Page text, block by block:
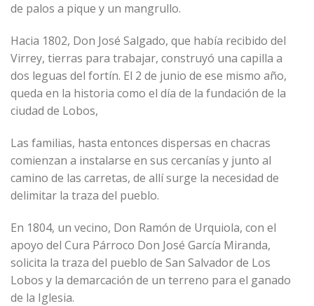
de palos a pique y un mangrullo.
Hacia 1802, Don José Salgado, que había recibido del
Virrey, tierras para trabajar, construyó una capilla a
dos leguas del fortín. El 2 de junio de ese mismo año,
queda en la historia como el día de la fundación de la
ciudad de Lobos,
Las familias, hasta entonces dispersas en chacras
comienzan a instalarse en sus cercanías y junto al
camino de las carretas, de allí surge la necesidad de
delimitar la traza del pueblo.
En 1804, un vecino, Don Ramón de Urquiola, con el
apoyo del Cura Párroco Don José García Miranda,
solicita la traza del pueblo de San Salvador de Los
Lobos y la demarcación de un terreno para el ganado
de la Iglesia.